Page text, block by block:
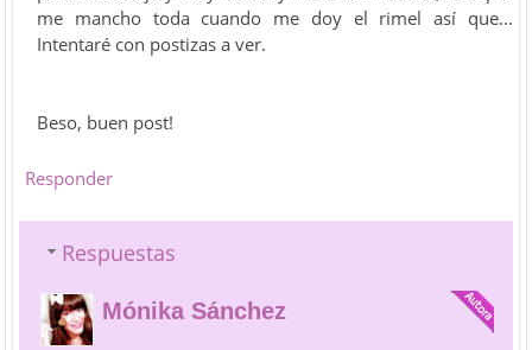
me mancho toda cuando me doy el rimel así que...
Intentaré con postizas a ver.
Beso, buen post!
Responder
Respuestas
Mónika Sánchez